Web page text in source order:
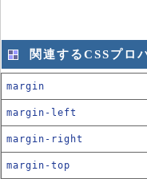
関連するCSSプロ
margin
margin-left
margin-right
margin-top